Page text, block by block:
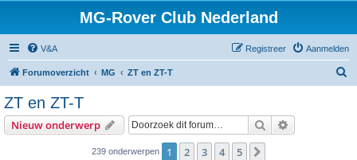
MG-Rover Club Nederland
V&A Aanmelden
Registreer
Forumoverzicht MG ZT en ZT-T
ZT en ZT-T
Nieuw onderwerp Zoek
239 onderwerpen 1 2 3 4 5